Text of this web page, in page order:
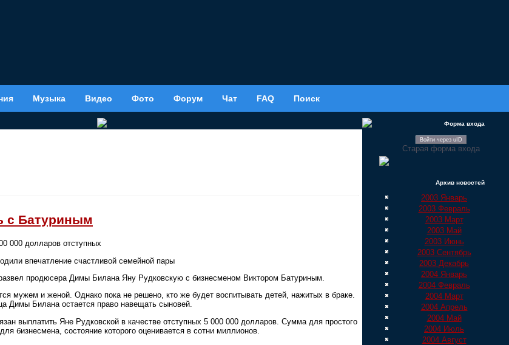
Музыка Видео Фото Форум Чат FAQ Поиск
с Батуриным
000 долларов отступных
впечатление счастливой семейной пары
продюсера Димы Билана Яну Рудковскую с бизнесменом Виктором Батуриным.
мужем и женой. Однако пока не решено, кто же будет воспитывать детей, нажитых в браке.
Димы Билана остается право навещать сыновей.
выплатить Яне Рудковской в качестве отступных 5 000 000 долларов. Сумма для простого
бизнесмена, состояние которого оценивается в сотни миллионов.
Форма входа
Войти через uID
Старая форма входа
Архив новостей
2003 Январь
2003 Февраль
2003 Март
2003 Май
2003 Июнь
2003 Сентябрь
2003 Декабрь
2004 Январь
2004 Февраль
2004 Март
2004 Апрель
2004 Май
2004 Июль
2004 Август